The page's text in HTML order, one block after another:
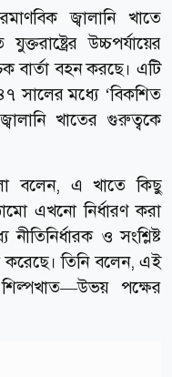
জ্বালানি খাতে
উচ্চপর্যায়ের
বার্তা বহন করছে। এটি
সালের মধ্যে ‘বিকশিত
খাতের গুরুত্বকে
বলেন, এ খাতে কিছু
এখনো নির্ধারণ করা
ও সংশ্লিষ্ট
করেছে। তিনি বলেন, এই
পক্ষের